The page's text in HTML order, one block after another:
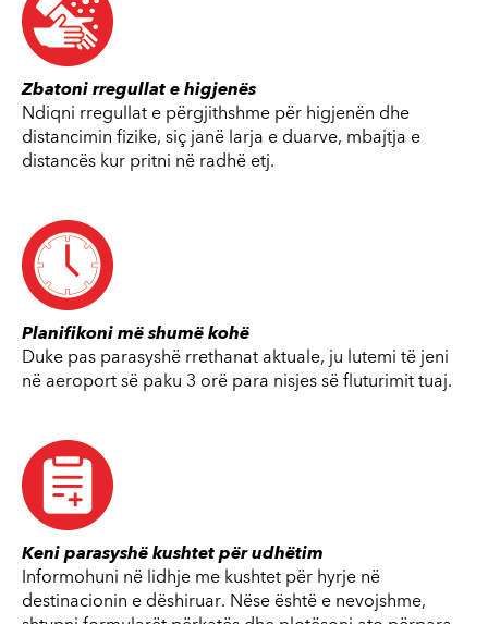
Zbatoni rregullat e higjenës
Ndiqni rregullat e përgjithshme për higjenën dhe
distancimin fizike, siç janë larja e duarve, mbajtja e
distancës kur pritni në radhë etj.
Planifikoni më shumë kohë
Duke pas parasyshë rrethanat aktuale, ju lutemi të jeni
në aeroport së paku 3 orë para nisjes së fluturimit tuaj.
Keni parasyshë kushtet për udhëtim
Informohuni në lidhje me kushtet për hyrje në
destinacionin e dëshiruar. Nëse është e nevojshme,